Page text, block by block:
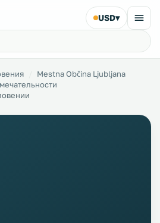
USD▾
Mestna Občina Ljubljana